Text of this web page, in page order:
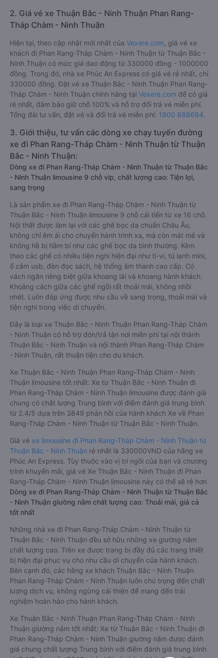
2. Giá vé xe Thuận Bắc - Ninh Thuận Phan Rang-
Tháp Chàm - Ninh Thuận
Hiện tại, theo cập nhật mới nhất của Vexere.com , giá vé xe
khách đi Phan Rang-Tháp Chàm - Ninh Thuận từ Thuận Bắc -
Ninh Thuận có mức giá dao động từ 330000 đồng - 1000000
đồng. Trong đó, nhà xe Phúc An Express có giá vé rẻ nhất, chỉ
330000 đồng. Đặt vé xe Thuận Bắc - Ninh Thuận Phan Rang-
Tháp Chàm - Ninh Thuận chính hãng tại Vexere.com để có giá
rẻ nhất, đảm bảo giữ chỗ 100% và hỗ trợ đổi trả vé miễn phí.
Tổng đài tư vấn, đặt vé và đổi trả vé miễn phí: 1900 888684.
3. Giới thiệu, tư vấn các dòng xe chạy tuyến đường
xe đi Phan Rang-Tháp Chàm - Ninh Thuận từ Thuận
Bắc - Ninh Thuận:
Dòng xe đi Phan Rang-Tháp Chàm - Ninh Thuận từ Thuận Bắc
- Ninh Thuận limousine 9 chỗ vip, chất lượng cao: Tiện lợi,
sang trọng
Là sản phẩm xe đi Phan Rang-Tháp Chàm - Ninh Thuận từ
Thuận Bắc - Ninh Thuận limousine 9 chỗ cải tiến từ xe 16 chỗ.
Nội thất được làm lại với các ghế bọc da chuẩn Châu Âu,
không chỉ êm ái cho chuyến hành trình xa, mà còn mát mẻ và
không hề bị hầm bí như các ghế bọc da bình thường. Kèm
theo các ghế có nhiều tiện nghi hiện đại như ti-vi, tủ lạnh mini,
ổ cắm usb, đèn đọc sách, hệ thống âm thanh cao cấp. Có
vách ngăn riêng biệt giữa khoang lái và khoang hành khách.
Khoảng cách giữa các ghế ngồi rất thoải mái, không nhồi
nhét. Luôn đáp ứng được nhu cầu về sang trọng, thoải mái và
tiện nghi trong việc di chuyển.
Đây là loại xe Thuận Bắc - Ninh Thuận Phan Rang-Tháp Chàm
- Ninh Thuận có hỗ trợ đón/trả tận nơi miễn phí tại nội thành
Thuận Bắc - Ninh Thuận và nội thành Phan Rang-Tháp Chàm
- Ninh Thuận, rất thuận tiện cho du khách.
Xe Thuận Bắc - Ninh Thuận Phan Rang-Tháp Chàm - Ninh
Thuận limousine tốt nhất: Xe từ Thuận Bắc - Ninh Thuận đi
Phan Rang-Tháp Chàm - Ninh Thuận limousine được đánh giá
chung có chất lượng Trung bình với điểm đánh giá trung bình
từ 2.4/5 dựa trên 3849 phản hồi của hành khách Xe về Phan
Rang-Tháp Chàm - Ninh Thuận từ Thuận Bắc - Ninh Thuận.
Giá vé xe limousine đi Phan Rang-Tháp Chàm - Ninh Thuận từ
Thuận Bắc - Ninh Thuận rẻ nhất là 330000VND của hãng xe
Phúc An Express. Tùy thuộc vào vị trí ngồi của bạn và chương
trình khuyến mãi, giá vé Xe Thuận Bắc - Ninh Thuận đi Phan
Rang-Tháp Chàm - Ninh Thuận limousine này có thể sẽ rẻ hơn
Dòng xe đi Phan Rang-Tháp Chàm - Ninh Thuận từ Thuận Bắc
- Ninh Thuận giường nằm chất lượng cao: Thoải mái, giá cả
tốt nhất
Những nhà xe đi Phan Rang-Tháp Chàm - Ninh Thuận từ
Thuận Bắc - Ninh Thuận đều sở hữu những xe giường nằm
chất lượng cao. Trên xe được trang bị đầy đủ các trang thiết
bị hiện đại phục vụ cho nhu cầu di chuyển của hành khách.
Bên cạnh đó, các hãng xe khách Thuận Bắc - Ninh Thuận
Phan Rang-Tháp Chàm - Ninh Thuận luôn chú trọng đến chất
lượng dịch vụ, không ngừng cải thiện để mang đến trải
nghiệm hoàn hảo cho hành khách.
Xe Thuận Bắc - Ninh Thuận Phan Rang-Tháp Chàm - Ninh
Thuận giường nằm tốt nhất: Xe từ Thuận Bắc - Ninh Thuận đi
Phan Rang-Tháp Chàm - Ninh Thuận giường nằm được đánh
giá chung chất lượng Trung bình với điểm đánh giá trung bình